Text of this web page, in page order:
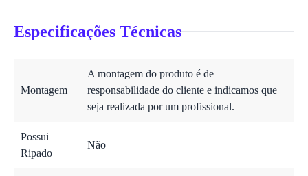
Especificações Técnicas
Montagem
A montagem do produto é de
responsabilidade do cliente e indicamos que
seja realizada por um profissional.
Possui
Ripado
Não